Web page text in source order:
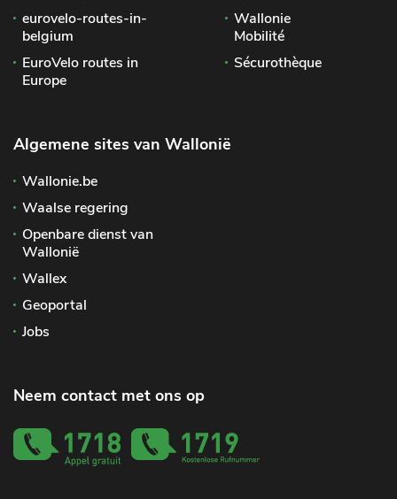
eurovelo-routes-in-
belgium
EuroVelo routes in
Europe
Wallonie
Mobilité
Sécurothèque
Algemene sites van Wallonië
Wallonie.be
Waalse regering
Openbare dienst van
Wallonië
Wallex
Geoportal
Jobs
Neem contact met ons op